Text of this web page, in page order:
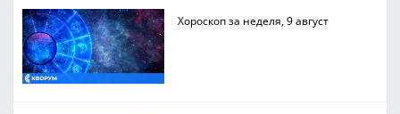
Хороскоп за неделя, 9 август